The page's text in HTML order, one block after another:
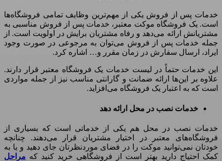
خدمات پس
از فروش یکی از مهم‌ترین وظایف تمامی فروشگاه‌ها
است. یک فروشگاه موکت معتبر، خدمات پس
از فروش مناسبی به
مشتریانش ارائه می‌دهد و رفاه مشتریان برایش در اولویت است. از
جمله خدمات پس از فروش می‌توان به مرجوعی در صورت وجود
ایراد، ارسال سفارش در زمان مقرر و… اشاره کرد.
این خدمات حتماً در لیست خدمات یک فروشگاه معتبر قرار دارند.
علاوه بر این‌ها ارائه ضمانت و گارانتی مناسب نیز از جمله مواردی
است که به اعتبار یک فروشگاه می‌افزاید.
خدمات نصب در محل ارائه دهد
خدمات نصب در محل هم یکی از خدماتی است که بسیاری از
فروشگاه‌های معتبر در اختیار مشتریان قرار می‌دهند. چنانچه
خودتان نمی‌توانید موکت را در فضای موردنظرتان جای دهید و یا به
کمک احتیاج دارید بهتر است از فروشگاهی خرید کنید که مراحل